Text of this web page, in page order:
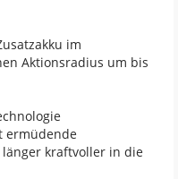
im
Aktionsradius um bis
ermüdende
kraftvoller in die